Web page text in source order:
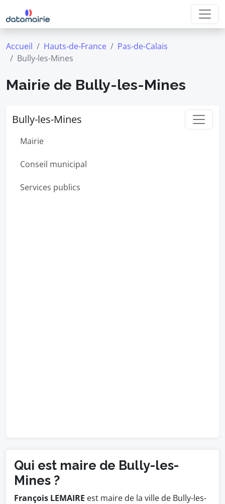
Accueil Hauts-de-France
Pas-de-Calais
Bully-les-Mines
Mairie de Bully-les-Mines
Bully-les-Mines
Mairie
Conseil municipal
Services publics
Qui est maire de Bully-les-
Mines ?
François LEMAIRE est maire de la ville de Bully-les-